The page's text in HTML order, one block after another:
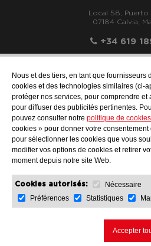
Nous et des tiers, en tant que fournisseurs
cookies et des technologies similaires (ci-
protéger nos services, pour comprendre
pour diffuser des publicités pertinentes.
pouvez consulter notre politique de cookies
cookies » pour donner votre
pour sélectionner les cookies que vous
modifier vos options de cookies et retirer
moment depuis notre site Web.
Cookies autorisés:
Nécessaire
Préférences
Statistiques
Accepter
Local 58, Puerto
07184 Calvia,
+34 619
POLITIQUE DE